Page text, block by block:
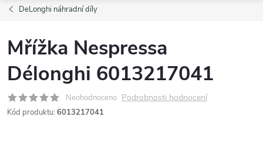
DeLonghi náhradní díly
Mřížka Nespressa
Délonghi 6013217041
Neohodnoceno Podrobnosti hodnocení
Kód produktu: 6013217041